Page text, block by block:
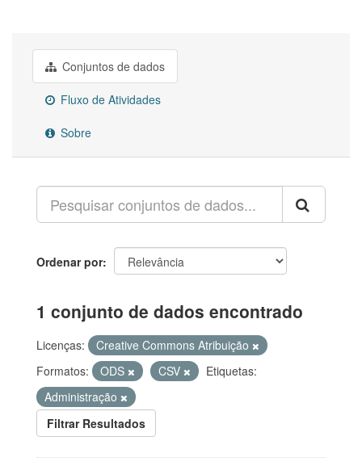
Conjuntos de dados
Fluxo de Atividades
Sobre
Ordenar por
1 conjunto de dados encontrado
Licenças:
Creative Commons Atribuição
Formatos:
ODS CSV
Etiquetas:
Administração
Filtrar Resultados